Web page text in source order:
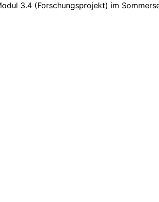
3.4 (Forschungsprojekt) im